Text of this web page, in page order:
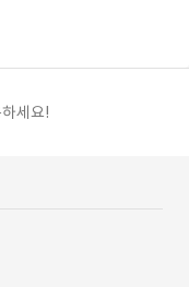
세요!